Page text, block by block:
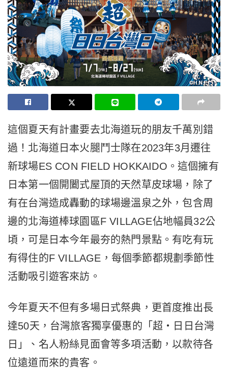
這個夏天有計畫要去北海道玩的朋友千萬別錯
過！北海道日本火腿鬥士隊在2023年3月遷往
新球場ES CON FIELD HOKKAIDO。這個擁有
日本第一個開闔式屋頂的天然草皮球場，除了
有在台灣造成轟動的球場邊溫泉之外，包含周
邊的北海道棒球園區F VILLAGE佔地幅員32公
頃，可是日本今年最夯的熱門景點。有吃有玩
有得住的F VILLAGE，每個季節都規劃季節性
活動吸引遊客來訪。
今年夏天不但有多場日式祭典，更首度推出長
達50天，台灣旅客獨享優惠的「超‧日日台灣
日」、名人粉絲見面會等多項活動，以款待各
位遠道而來的貴客。